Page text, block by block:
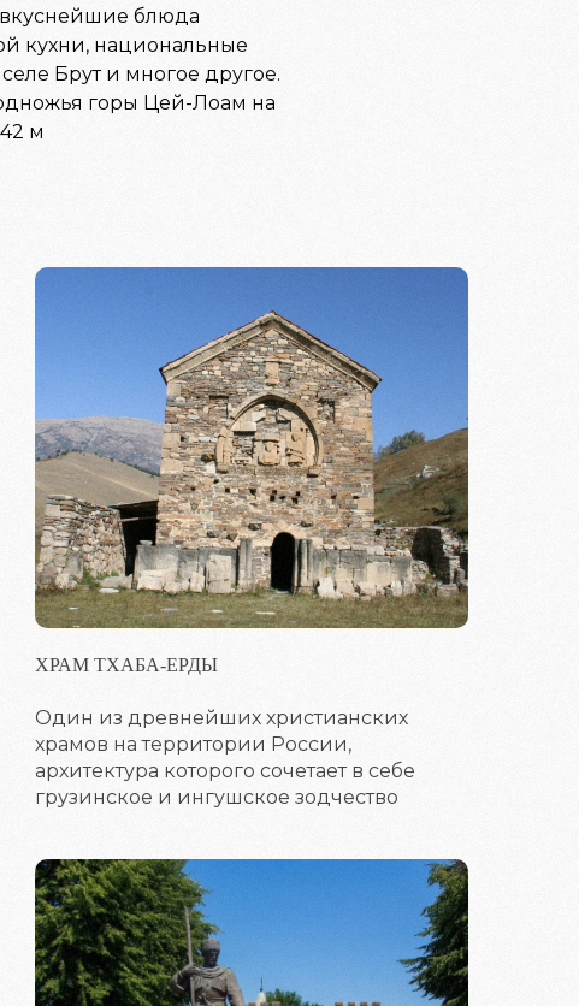
блюда
кухни, национальные
Брут и многое другое.
горы Цей-Лоам на
м
ХРАМ ТХАБА-ЕРДЫ
Один из древнейших христианских
храмов на территории России,
архитектура которого сочетает в себе
грузинское и ингушское зодчество